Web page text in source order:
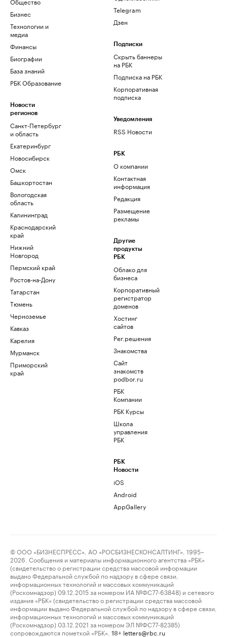
Бизнес
Технологии и
медиа
Финансы
Биографии
База знаний
РБК Образование
Новости
регионов
Санкт-Петербург
и область
Екатеринбург
Новосибирск
Омск
Башкортостан
Вологодская
область
Калининград
Краснодарский
край
Нижний
Новгород
Пермский край
Ростов-на-Дону
Татарстан
Тюмень
Черноземье
Кавказ
Карелия
Мурманск
Приморский
край
Telegram
Дзен
Подписки
Скрыть баннеры
на РБК
Подписка на РБК
Корпоративная
подписка
Уведомления
RSS Новости
РБК
О компании
Контактная
информация
Редакция
Размещение
рекламы
Другие
продукты
РБК
Облако для
бизнеса
Корпоративный
регистратор
доменов
Хостинг
сайтов
Рег.решения
Знакомства
Сайт
знакомств
podbor.ru
РБК
Компании
РБК Курсы
Школа
управления
РБК
РБК
Новости
iOS
Android
AppGallery
© ООО «БИЗНЕСПРЕСС», АО «РОСБИЗНЕСКОНСАЛТИНГ», 1995–
2026. Сообщения и материалы информационного агентства «РБК»
(свидетельство о регистрации средства массовой информации
выдано Федеральной службой по надзору в сфере связи,
информационных технологий и массовых коммуникаций
(Роскомнадзор) 09.12.2015 за номером ИА №ФС77-63848) и сетевого
издания «РБК» (свидетельство о регистрации средства массовой
информации выдано Федеральной службой по надзору в сфере связи,
информационных технологий и массовых коммуникаций
(Роскомнадзор) 03.12.2021 за номером ЭЛ №ФС77-82385)
сопровождаются пометкой «РБК».
18+ letters@rbc.ru